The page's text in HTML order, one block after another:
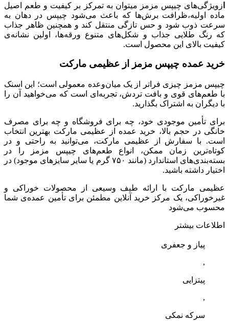
زویژگی‌های چیپس مزمز میتوان به تمرکز بر کیفیت و طعم اصیل
ماده اولیه،ظرافت برش‌ها که باعث می‌شود چیپس در دهان به
سرعت ذوب شود و حس تازگی منتقل کند و همچنین ظاهر جذاب
که رنگ طلایی جذاب و شکل‌های متنوع ورقه‌ها، اولین نشانه‌ی
کیفیت بالای این محصول است.
خرید عمده چیپس مزمز از عظیمی مارکت
چیپس مزمز چیزی فراتر از یک میان‌وعده معمولی است؛ این اسنک
با طعم‌های قوی و بافت تردش، تجربه‌ای است که می‌خواهید آن را
با دیگران به اشتراک بگذارید.
برای تأمین موجودی خود، چه برای فروشگاه و چه برای مصرف
خانگی در حجم بالا، خرید عمده از عظیمی مارکت بهترین انتخاب
است. با سفارش از عظیمی مارکت، می‌توانید به راحتی و در
کوتاه‌ترین زمان ممکن، انواع طعم‌های چیپس مزمز را در
بسته‌بندی‌های استاندارد (مانند ۷۵۰ گرم یا سایر سایزهای موجود) در
اختیار داشته باشید.
عظیمی مارکت با ارائه طیف وسیعی از محصولات خوراکی و
غیرخوراکی، یک مرکز خرید آنلاین مطمئن برای تأمین عمده‌ی شما
محسوب می‌شود
اطلاعات بیشتر
پیاز و جعفری
,
پیتزایی
,
سرکه نمکی